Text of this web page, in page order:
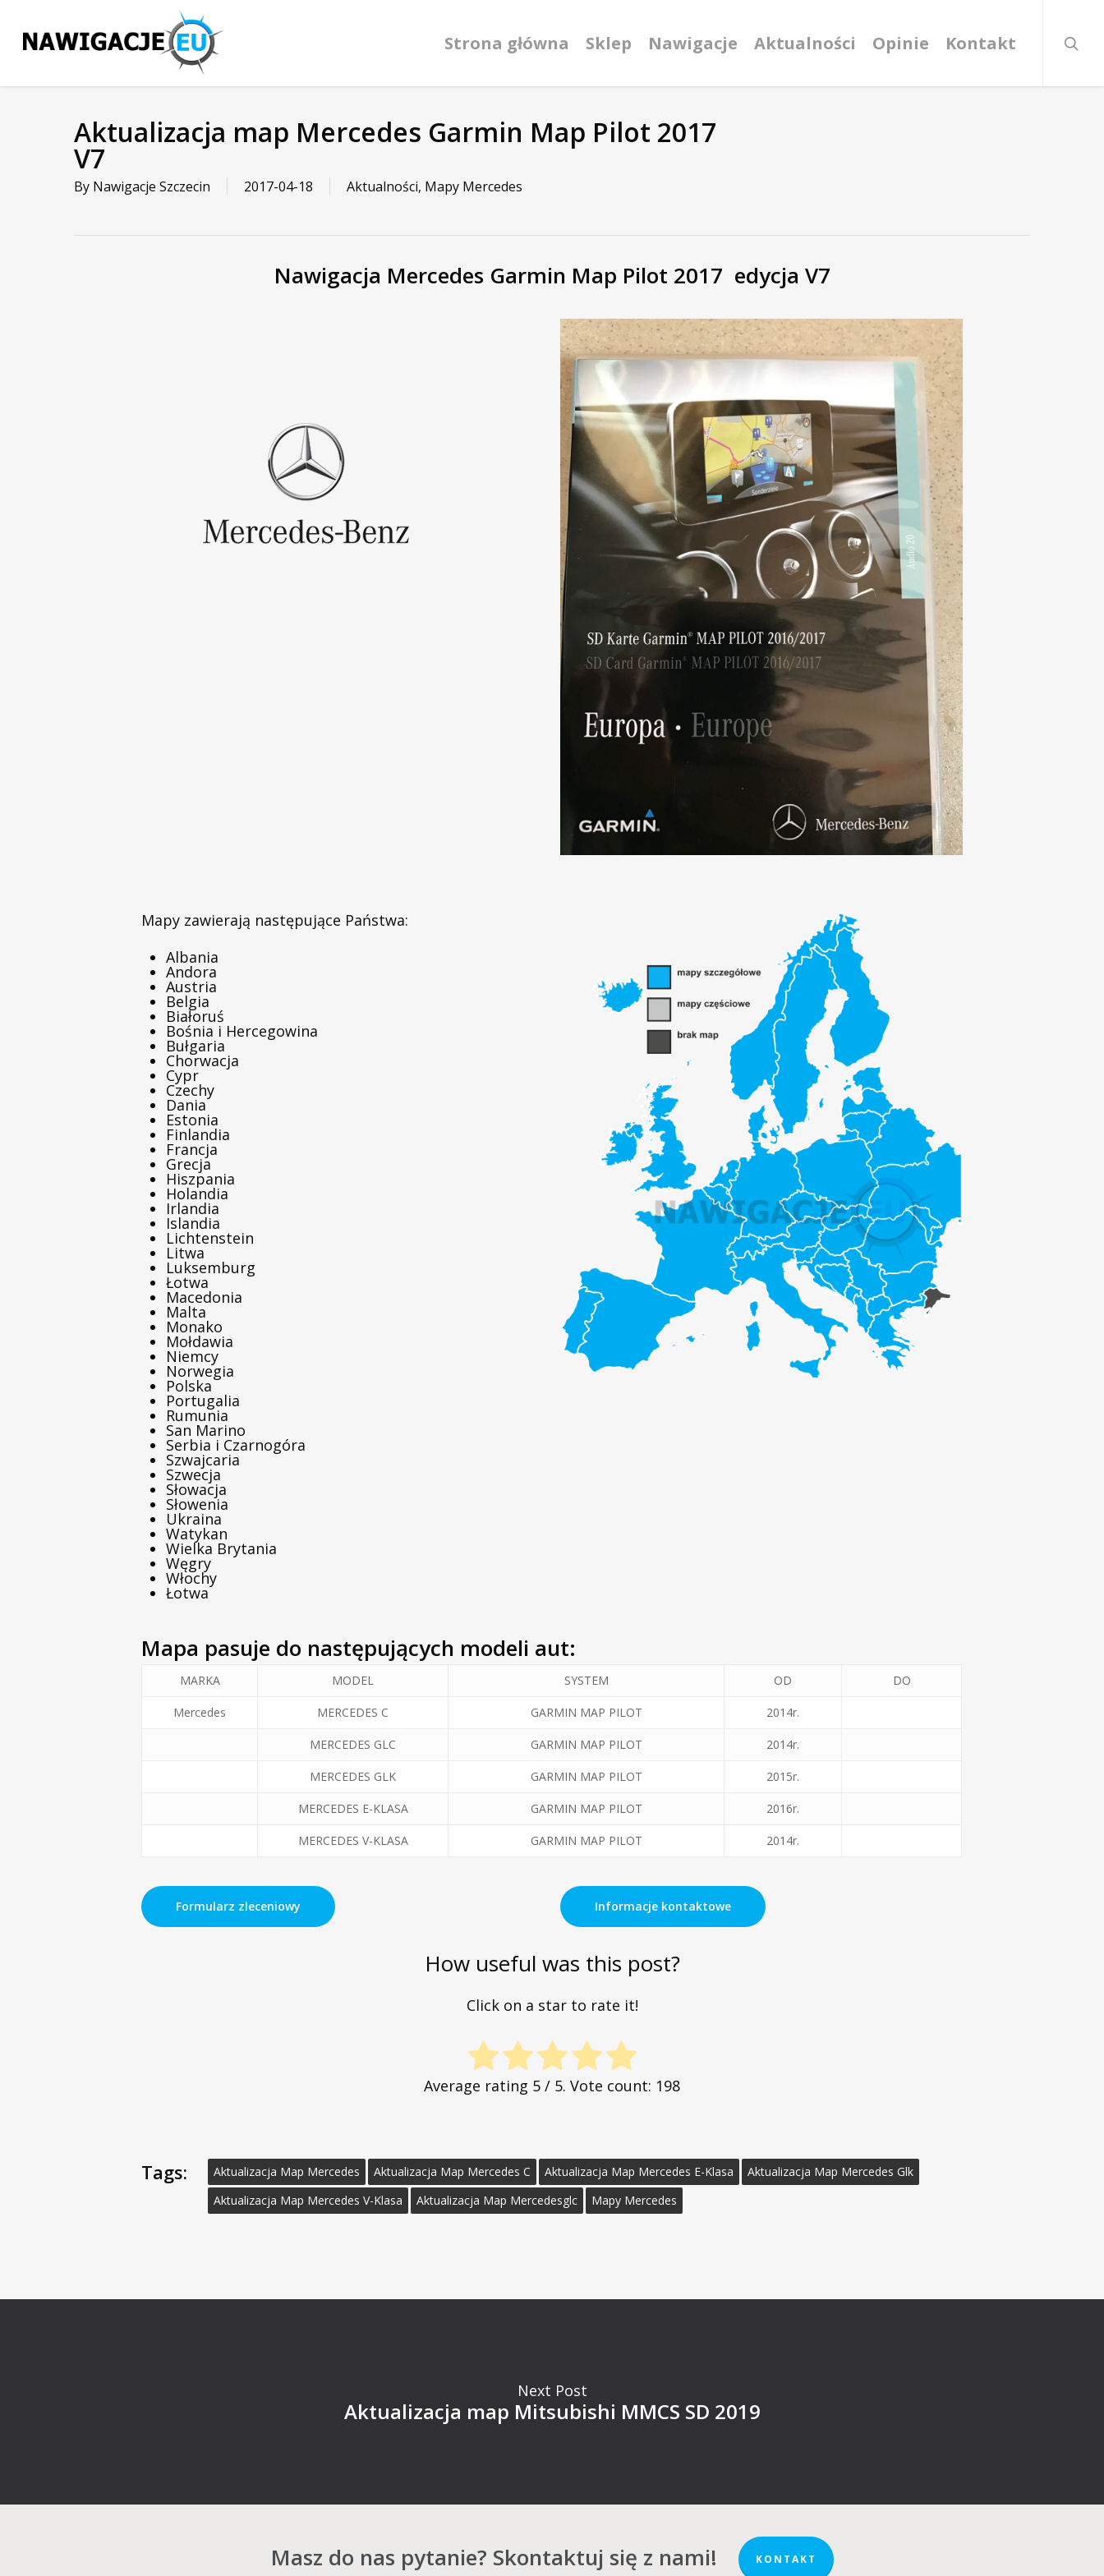
main
content Strona główna Sklep Nawigacje Aktualności Opinie Kontakt
Aktualizacja map Mercedes Garmin Map Pilot 2017
V7
By Nawigacje Szczecin 2017-04-18 Aktualności, Mapy Mercedes
Nawigacja Mercedes Garmin Map Pilot 2017 edycja V7
Mapy zawierają następujące Państwa:
Albania
Andora
Austria
Belgia
Białoruś
Bośnia i Hercegowina
Bułgaria
Chorwacja
Cypr
Czechy
Dania
Estonia
Finlandia
Francja
Grecja
Hiszpania
Holandia
Irlandia
Islandia
Lichtenstein
Litwa
Luksemburg
Łotwa
Macedonia
Malta
Monako
Mołdawia
Niemcy
Norwegia
Polska
Portugalia
Rumunia
San Marino
Serbia i Czarnogóra
Szwajcaria
Szwecja
Słowacja
Słowenia
Ukraina
Watykan
Wielka Brytania
Węgry
Włochy
Łotwa
Mapa pasuje do następujących modeli aut:
MARKA MODEL SYSTEM OD DO
Mercedes MERCEDES C GARMIN MAP PILOT 2014r.
MERCEDES GLC GARMIN MAP PILOT 2014r.
MERCEDES GLK GARMIN MAP PILOT 2015r.
MERCEDES E-KLASA GARMIN MAP PILOT 2016r.
MERCEDES V-KLASA GARMIN MAP PILOT 2014r.
Formularz zleceniowy Informacje kontaktowe
How useful was this post?
Click on a star to rate it!
Average rating 5 / 5. Vote count: 198
Tags: Aktualizacja Map Mercedes Aktualizacja Map Mercedes C Aktualizacja Map Mercedes E-Klasa
Aktualizacja Map Mercedes Glk
Aktualizacja Map Mercedes V-Klasa
Aktualizacja Map Mercedesglc Mapy Mercedes
Next Post
Aktualizacja map Mitsubishi MMCS SD 2019
Masz do nas pytanie? Skontaktuj się z nami! KONTAKT